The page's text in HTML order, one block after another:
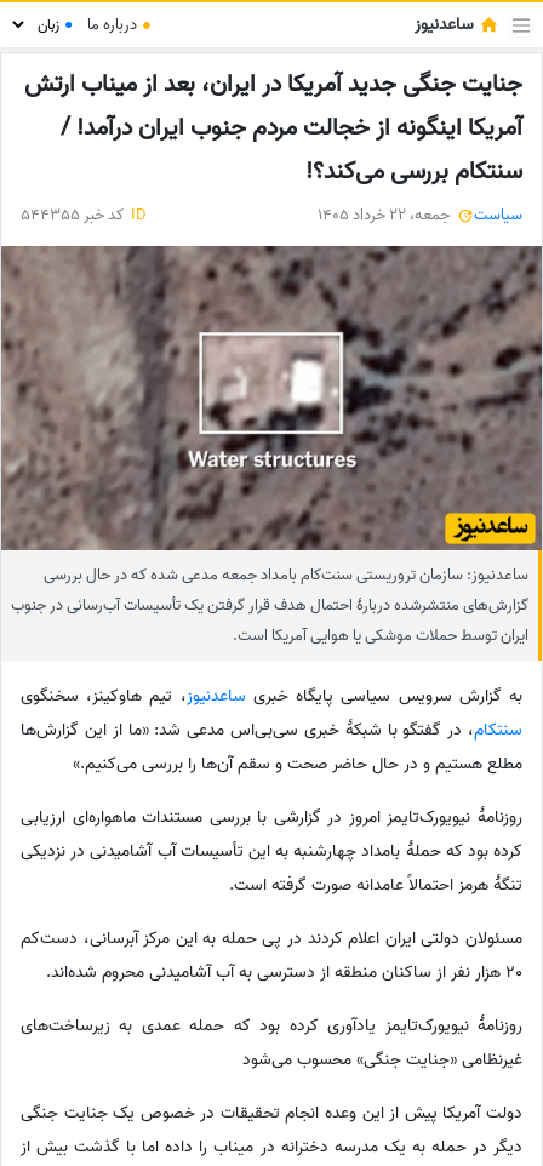
ساعدنیوز ● درباره ما ●
جنایت جنگی جدید آمریکا در ایران، بعد از میناب ارتش
آمریکا اینگونه از خجالت مردم جنوب ایران درآمد! /
سنتکام بررسی می‌کند؟!
سیاست جمعه، 22 خرداد 1405 ID کد خبر 544355
ساعدنیوز: سازمان تروریستی سنت‌کام بامداد جمعه مدعی شده که در حال بررسی
گزارش‌های منتشرشده دربارۀ احتمال هدف قرار گرفتن یک تأسیسات آب‌رسانی در جنوب
ایران توسط حملات موشکی یا هوایی آمریکا است.
به گزارش سرویس سیاسی پایگاه خبری ساعدنیوز، تیم هاوکینز، سخنگوی
سنتکام، در گفتگو با شبکۀ خبری سی‌بی‌اس مدعی شد: «ما از این گزارش‌ها
مطلع هستیم و در حال حاضر صحت و سقم آن‌ها را بررسی می‌کنیم.»
روزنامۀ نیویورک‌تایمز امروز در گزارشی با بررسی مستندات ماهواره‌ای ارزیابی
کرده بود که حملۀ بامداد چهارشنبه به این تأسیسات آب آشامیدنی در نزدیکی
تنگۀ هرمز احتمالاً عامدانه صورت گرفته است.
مسئولان دولتی ایران اعلام کردند در پی حمله به این مرکز آبرسانی، دست‌کم
20 هزار نفر از ساکنان منطقه از دسترسی به آب آشامیدنی محروم شده‌اند.
روزنامۀ نیویورک‌تایمز یادآوری کرده بود که حمله عمدی به زیرساخت‌های
غیرنظامی «جنایت جنگی» محسوب می‌شود
دولت آمریکا پیش از این وعده انجام تحقیقات در خصوص یک جنایت جنگی
دیگر در حمله به یک مدرسه دخترانه در میناب را داده اما با گذشت بیش از